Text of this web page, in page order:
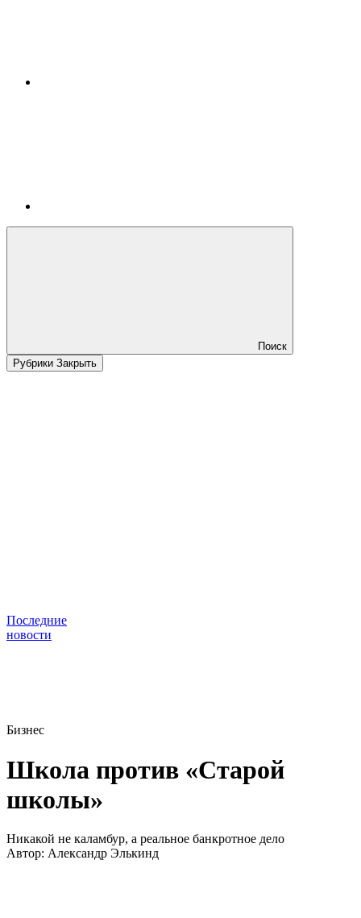
Поиск
Рубрики Закрыть
Последние
новости
Бизнес
Школа против «Старой
школы»
Никакой не каламбур, а реальное банкротное дело
Автор: Александр Элькинд